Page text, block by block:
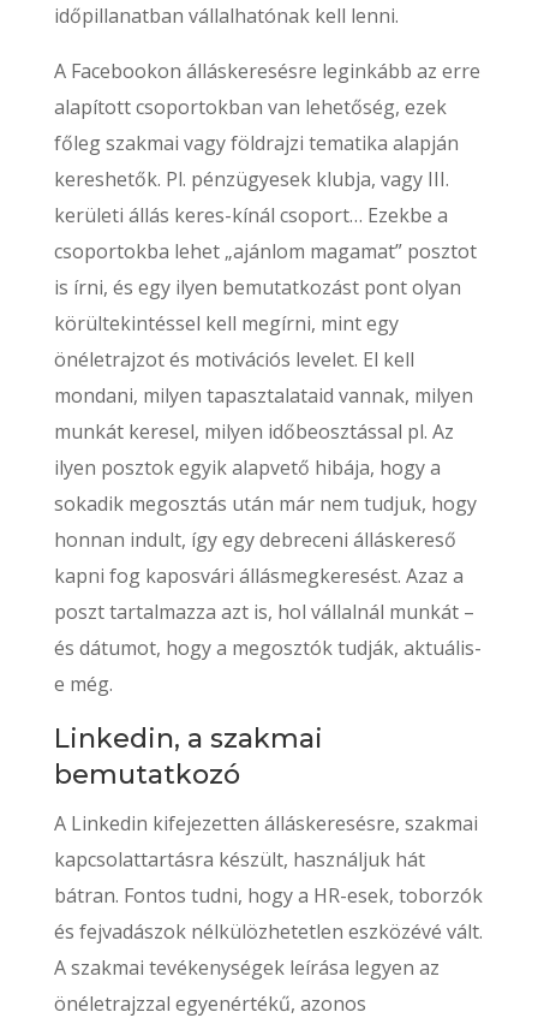
időpillanatban vállalhatónak kell lenni.
A Facebookon álláskeresésre leginkább az erre
alapított csoportokban van lehetőség, ezek
főleg szakmai vagy földrajzi tematika alapján
kereshetők. Pl. pénzügyesek klubja, vagy III.
kerületi állás keres-kínál csoport… Ezekbe a
csoportokba lehet „ajánlom magamat” posztot
is írni, és egy ilyen bemutatkozást pont olyan
körültekintéssel kell megírni, mint egy
önéletrajzot és motivációs levelet. El kell
mondani, milyen tapasztalataid vannak, milyen
munkát keresel, milyen időbeosztással pl. Az
ilyen posztok egyik alapvető hibája, hogy a
sokadik megosztás után már nem tudjuk, hogy
honnan indult, így egy debreceni álláskereső
kapni fog kaposvári állásmegkeresést. Azaz a
poszt tartalmazza azt is, hol vállalnál munkát –
és dátumot, hogy a megosztók tudják, aktuális-
e még.
Linkedin, a szakmai
bemutatkozó
A Linkedin kifejezetten álláskeresésre, szakmai
kapcsolattartásra készült, használjuk hát
bátran. Fontos tudni, hogy a HR-esek, toborzók
és fejvadászok nélkülözhetetlen eszközévé vált.
A szakmai tevékenységek leírása legyen az
önéletrajzzal egyenértékű, azonos